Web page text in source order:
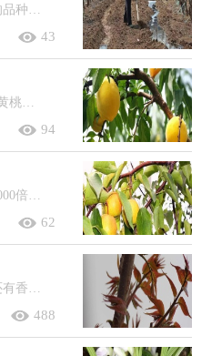
确定目标产量：通常根据作物的品种特性和产量潜力来确定。计算养分吸收量：根据目标产量以及作物对养分的吸收量来确定。调整养分施用...
43
炎陵黄桃7月份成熟。种植炎陵黄桃，需在4月下旬疏除黄果、小果及果面茸毛无光泽的果等，5月中旬疏除病虫果、畸形果、密集果等，一般长...
94
梨树黑星病可选用可杀得叁仟2000倍、10%苯醚甲环唑3000倍、40%杜邦福星10000倍、80%汉邦多菌灵2000倍等农药进行防治，连喷3-4次，间...
62
香椿在南方大多数也叫香椿，还有香椿芽、香桩头等。香椿为落叶乔木，原产于中国，分布于长江南北的广泛地区，果实是椭圆形蒴果，树体高大，是...
488